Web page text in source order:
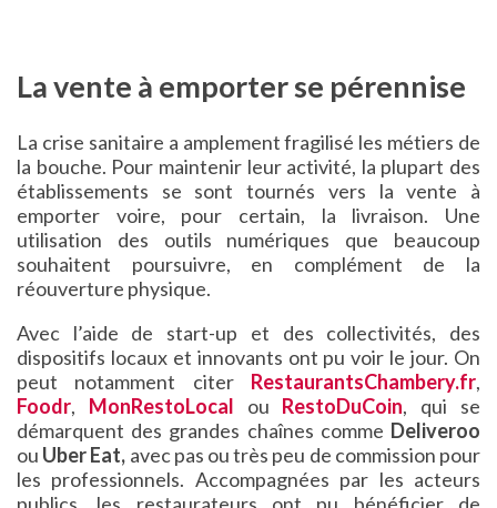
La vente à emporter se pérennise
La crise sanitaire a amplement fragilisé les métiers de
la bouche. Pour maintenir leur activité, la plupart des
établissements se sont tournés vers la vente à
emporter voire, pour certain, la livraison. Une
utilisation des outils numériques que beaucoup
souhaitent poursuivre, en complément de la
réouverture physique.
Avec l’aide de start-up et des collectivités, des
dispositifs locaux et innovants ont pu voir le jour. On
peut notamment citer RestaurantsChambery.fr,
Foodr, MonRestoLocal ou RestoDuCoin, qui se
démarquent des grandes chaînes comme Deliveroo
ou Uber Eat, avec pas ou très peu de commission pour
les professionnels. Accompagnées par les acteurs